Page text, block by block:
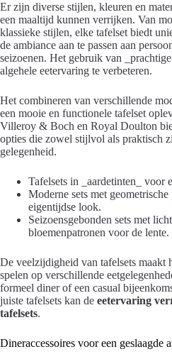
Er zijn diverse stijlen, kleuren en
een maaltijd kunnen verrijken. Van
klassieke stijlen, elke tafelset biedt
de ambiance aan te passen aan
seizoenen. Het gebruik van
algehele eetervaring te verbeteren.
Het combineren van verschillende
een mooie en functionele tafelset
Villeroy & Boch en Royal Doulton
opties die zowel stijlvol als praktisch
gelegenheid.
Tafelsets in _aardetinten_ voor
Moderne sets met
eigentijdse look.
Seizoensgebonden sets met
bloemenpatronen voor de lente.
De veelzijdigheid van tafelsets maakt
spelen op verschillende
formeel diner of een casual
juiste tafelsets kan de eetervaring
tafelsets.
Dineraccessoires voor een geslaagde